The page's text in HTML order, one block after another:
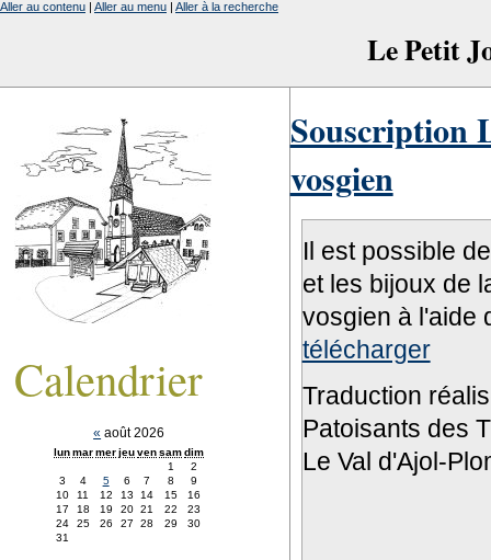
Le Petit
Aller au contenu | Aller au menu | Aller à la recherche
Souscription
vosgien
Il est possible
et les bijoux de
vosgien à l'aide
télécharger
Traduction
Patoisants des
Le Val d'Ajol-
Calendrier
« août 2026
lunmarmerjeuvensamdim
1
2
3
4 5 6 7 8
9
10
11 12 13 14 15
16
17
18 19 20 21 22
23
24
25 26 27 28 29
30
31